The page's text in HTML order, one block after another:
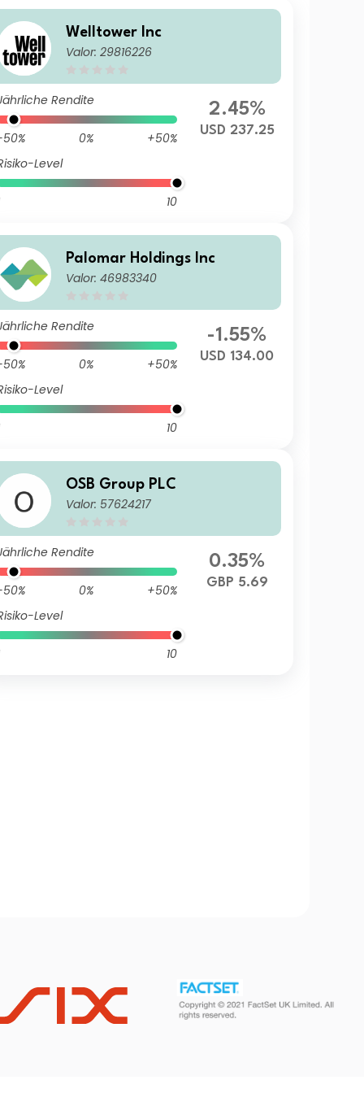
Welltower Inc
Valor: 29816226
Rendite
0%
+50%
Level
10
2.45%
USD 237.25
Palomar Holdings Inc
Valor: 46983340
Rendite
0%
+50%
Level
10
-1.55%
USD 134.00
OSB Group PLC
Valor: 57624217
Rendite
0%
+50%
Level
10
0.35%
GBP 5.69